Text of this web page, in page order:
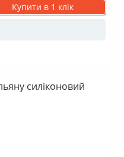
Купити в 1 клік
силіконовий